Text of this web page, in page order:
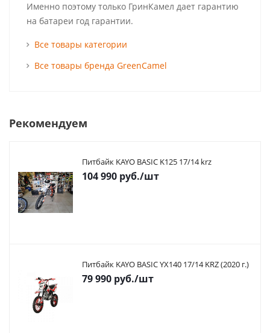
Именно поэтому только ГринКамел дает гарантию
на батареи год гарантии.
Все товары категории
Все товары бренда GreenCamel
Рекомендуем
Питбайк KAYO BASIC K125 17/14 krz
104 990 руб./шт
Питбайк KAYO BASIC YX140 17/14 KRZ (2020 г.)
79 990 руб./шт